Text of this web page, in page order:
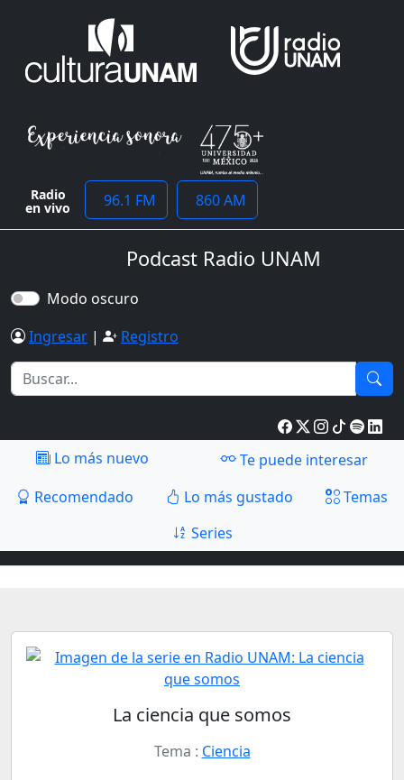
Radio
en vivo 96.1 FM 860 AM
Podcast Radio UNAM
Modo oscuro
Ingresar | Registro
Lo más nuevo
Te puede interesar
Recomendado
Lo más gustado
Temas
Series
La ciencia que somos
Tema : Ciencia